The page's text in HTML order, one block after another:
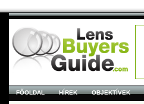
FŐOLDAL HÍREK OBJEKTÍVEK